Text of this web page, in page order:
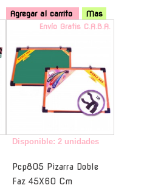
Agregar al carrito
Mas
Envío Gratis C.A.B.A.
Disponible: 2 unidades
Pcp805 Pizarra Doble
Faz 45X60 Cm